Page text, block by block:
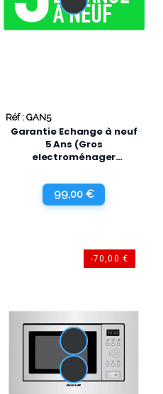
Réf : GAN5
Garantie Echange à neuf
5 Ans (Gros
electroménager
99,00 €
-70,00 €